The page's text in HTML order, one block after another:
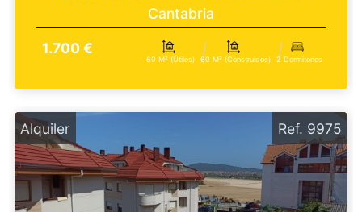
Cantabria
1.700 €
60 M² (útiles) 60 M² (construidos) 2 Dormitorios
Alquiler Ref. 9975